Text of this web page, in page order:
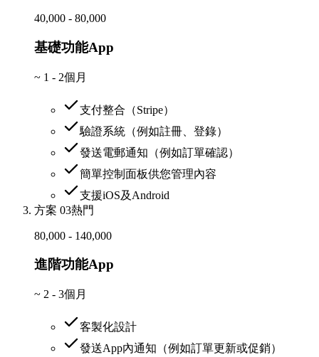
40,000 - 80,000
基礎功能App
~ 1 - 2個月
支付整合（Stripe）
驗證系統（例如註冊、登錄）
發送電郵通知（例如訂單確認）
簡單控制面板供您管理內容
支援iOS及Android
方案 03熱門
80,000 - 140,000
進階功能App
~ 2 - 3個月
客製化設計
發送App內通知（例如訂單更新或促銷）